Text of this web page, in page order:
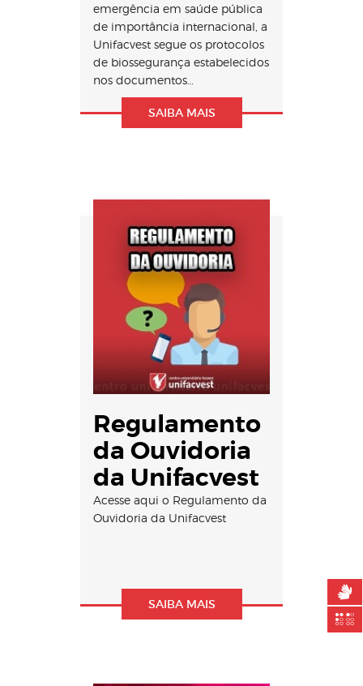
emergência em saúde pública
de importância internacional, a
Unifacvest segue os protocolos
de biossegurança estabelecidos
nos documentos…
SAIBA MAIS
Regulamento
da Ouvidoria
da Unifacvest
Acesse aqui o Regulamento da
Ouvidoria da Unifacvest
SAIBA MAIS